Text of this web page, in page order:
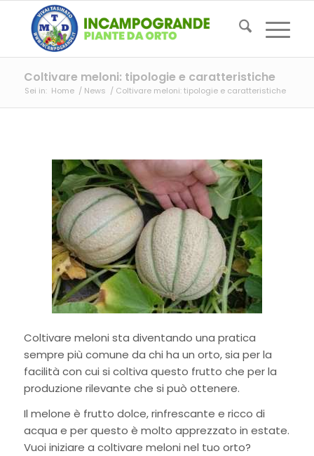
Coltivare meloni: tipologie e caratteristiche
Sei in: Home / News / Coltivare meloni: tipologie e caratteristiche
Coltivare meloni sta diventando una pratica
sempre più comune da chi ha un orto, sia per la
facilità con cui si coltiva questo frutto che per la
produzione rilevante che si può ottenere.
Il melone è frutto dolce, rinfrescante e ricco di
acqua e per questo è molto apprezzato in estate.
Vuoi iniziare a coltivare meloni nel tuo orto?